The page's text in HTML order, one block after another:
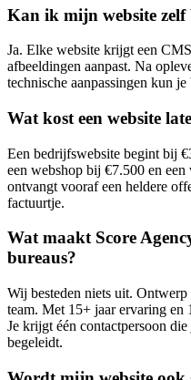
Kan ik mijn website
Ja. Elke website krijgt een
afbeeldingen aanpast. Na
technische aanpassingen kun
Wat kost een website
Een bedrijfswebsite begint bij
een webshop bij €7.500 en
ontvangt vooraf een heldere
factuurtje.
Wat maakt Score
bureaus?
Wij besteden niets uit.
team. Met 15+ jaar ervaring
Je krijgt één contactpersoon
begeleidt.